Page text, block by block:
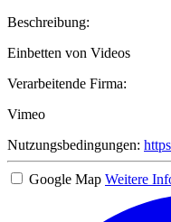
Beschreibung:
Einbetten von Videos
Verarbeitende Firma:
Vimeo
Nutzungsbedingungen:
Google Map Weitere